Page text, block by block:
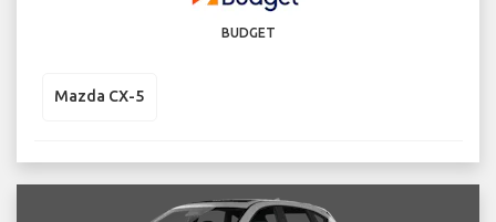
BUDGET
Mazda CX-5